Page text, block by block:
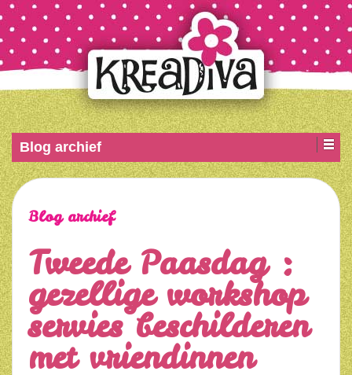
Blog archief
Blog archief
Tweede Paasdag :
gezellige workshop
servies beschilderen
met vriendinnen